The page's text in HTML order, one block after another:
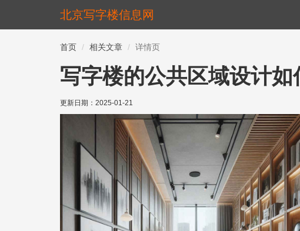
北京写字楼信息网
首页 相关文章 详情页
写字楼的公共区域设计
更新日期： 2025-01-21